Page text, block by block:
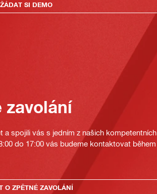
SI DEMO
zavolání
a spojili vás s jedním z našich kompetentních
do 17:00 vás budeme kontaktovat během
O ZPĚTNÉ ZAVOLÁNÍ